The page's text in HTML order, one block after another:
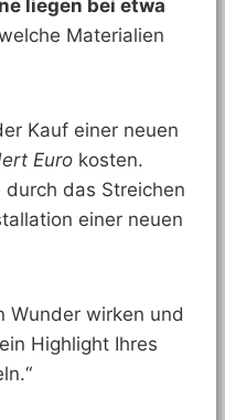
liegen bei etwa
Materialien
Kauf einer neuen
Euro kosten.
durch das Streichen
einer neuen
Wunder wirken und
Highlight Ihres